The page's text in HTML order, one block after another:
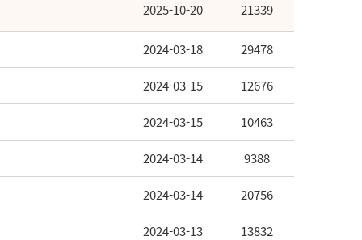
2025-10-20 21339
2024-03-18 29478
2024-03-15 12676
2024-03-15 10463
2024-03-14 9388
2024-03-14 20756
2024-03-13 13832